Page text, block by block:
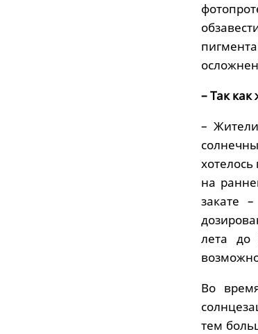
– Так
–
на
закате
лета до
Во
тем